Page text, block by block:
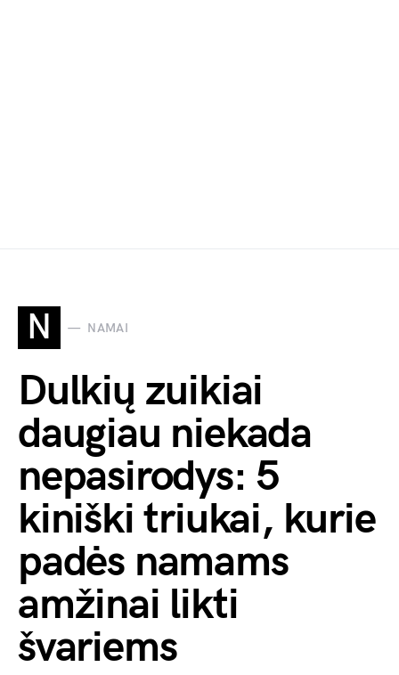
N NAMAI
Dulkių zuikiai
daugiau niekada
nepasirodys: 5
kiniški triukai, kurie
padės namams
amžinai likti
švariems